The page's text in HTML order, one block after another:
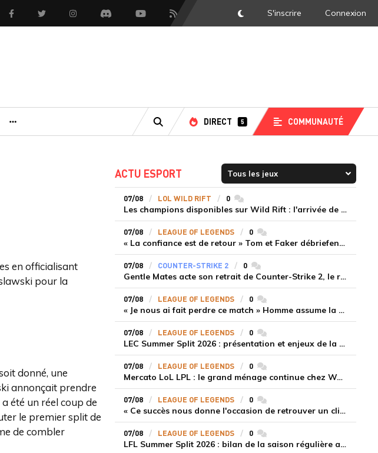
FacebookTwitter InstagramDiscord YoutubeFlux RSS DarkMode
S'inscrire Connexion
RECHERCHE
DIRECT 5 COMMUNAUTÉ
en officialisant
pour la
donné, une
annonçait prendre
été un réel coup de
le premier split de
de combler
ACTU ESPORT
07/08 LOL WILD RIFT 0commentaires
Les champions disponibles sur Wild Rift : l'arrivée de Cho'Gath
07/08 LEAGUE OF LEGENDS 0commentaires
« La confiance est de retour » Tom et Faker débriefent la victoire convaincante de T1 face à Dplus KIA
07/08 COUNTER-STRIKE 2 0commentaires
Gentle Mates acte son retrait de Counter-Strike 2, le roster ibérique libéré
07/08 LEAGUE OF LEGENDS 0commentaires
« Je nous ai fait perdre ce match » Homme assume la responsabilité de la défaite de HLE face à Gen.G
07/08 LEAGUE OF LEGENDS 0commentaires
LEC Summer Split 2026 : présentation et enjeux de la troisième semaine de compétition
07/08 LEAGUE OF LEGENDS 0commentaires
Mercato LoL LPL : le grand ménage continue chez Weibo Gaming, Jiejie quitte le navire au profit de Xiaohao
07/08 LEAGUE OF LEGENDS 0commentaires
« Ce succès nous donne l'occasion de retrouver un climat beaucoup plus positif » Ryu et Canyon soulagés après la victoire de Gen.G sur HLE
07/08 LEAGUE OF LEGENDS 0commentaires
LFL Summer Split 2026 : bilan de la saison régulière avec Solary en tête